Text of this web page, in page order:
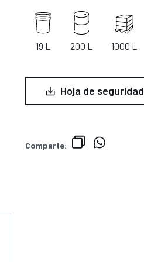
19 L 200 L 1000 L
Hoja de seguridad
Comparte: